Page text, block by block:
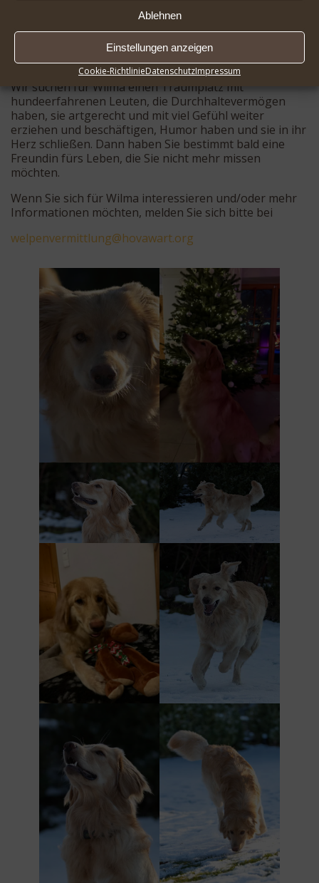
Ablehnen
Einstellungen anzeigen
Cookie-RichtlinieDatenschutzImpressum
Muskelaufbau und problemlos möglich sein, wenn sie
alt genug dafür ist.
Aktuell darf sie nur kurze Strecken an der Leine gehen,
damit alles gut verheilt.
Wir suchen für Wilma einen Traumplatz mit
hundeerfahrenen Leuten, die Durchhaltevermögen
haben, sie artgerecht und mit viel Gefühl weiter
erziehen und beschäftigen, Humor haben und sie in ihr
Herz schließen. Dann haben Sie bestimmt bald eine
Freundin fürs Leben, die Sie nicht mehr missen
möchten.
Wenn Sie sich für Wilma interessieren und/oder mehr
Informationen möchten, melden Sie sich bitte bei
gro.t
rawav
oh@gn
ultti
mrevn
eplew